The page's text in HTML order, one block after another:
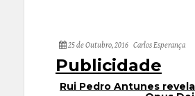
25 de Outubro, 2016 Carlos Esperança
Publicidade
Rui Pedro Antunes